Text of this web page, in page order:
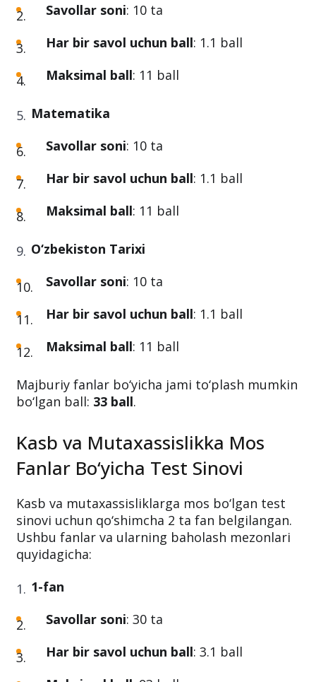
Savollar soni: 10 ta
Har bir savol uchun ball: 1.1 ball
Maksimal ball: 11 ball
Matematika
Savollar soni: 10 ta
Har bir savol uchun ball: 1.1 ball
Maksimal ball: 11 ball
O‘zbekiston Tarixi
Savollar soni: 10 ta
Har bir savol uchun ball: 1.1 ball
Maksimal ball: 11 ball
Majburiy fanlar bo‘yicha jami to‘plash mumkin
bo‘lgan ball: 33 ball.
Kasb va Mutaxassislikka Mos
Fanlar Bo‘yicha Test Sinovi
Kasb va mutaxassisliklarga mos bo‘lgan test
sinovi uchun qo‘shimcha 2 ta fan belgilangan.
Ushbu fanlar va ularning baholash mezonlari
quyidagicha:
1-fan
Savollar soni: 30 ta
Har bir savol uchun ball: 3.1 ball